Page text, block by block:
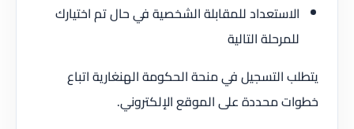
الاستعداد للمقابلة الشخصية في حال تم اختيارك
للمرحلة التالية
يتطلب التسجيل في منحة الحكومة الهنغارية اتباع
خطوات محددة على الموقع الإلكتروني.